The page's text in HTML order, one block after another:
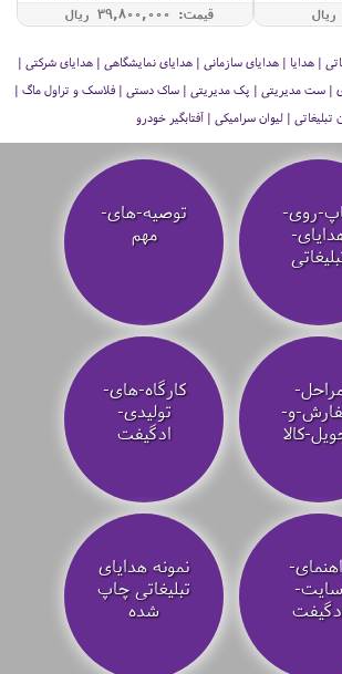
قیمت: 39,800,000 ريال
| هدایا | هدایای سازمانی | هدایای نمایشگاهی | هدایای شرکتی |
| ست مدیریتی | پک مدیریتی | ساک دستی | فلاسک و تراول ماگ |
تبلیغاتی | لیوان سرامیکی | آفتابگیر خودرو
روی-
توصیه‌-های-
مهم
و-
کالا
کارگاه-های-
تولیدی-
ادگیفت
سایت-
نمونه هدایای
تبلیغاتی چاپ
شده